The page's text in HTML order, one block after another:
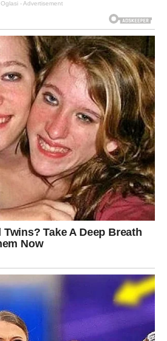
Oglasi - Advertisement